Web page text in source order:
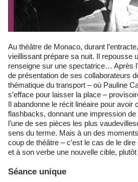
Au théâtre de Monaco, durant l’entracte, un comédien célèbre et
vieillissant prépare sa nuit. Il repousse
renseigne sur une spectatrice… Après
de présentation de ses collaborateurs
thématique du transport – où Pauline
s’efface pour laisser la place –
Il abandonne le récit linéaire pour avoir
flashbacks, donnant une impression
l’une de ses pièces les plus
sens du terme. Mais à un des
coup de théâtre – c’est le cas de le
et à son verbe une nouvelle cible, plutôt
Séance unique